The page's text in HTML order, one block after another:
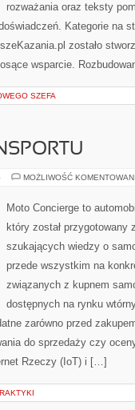
rozważania oraz teksty
Kategorie na
zostało
wsparcie.
SZEFA
MOŻLIWOŚĆ
Moto Concierge to
który został przygotowany
szukających wiedzy o
przede wszystkim na
związanych z kupnem
dostępnych na rynku
zarówno przed
do sprzedaży czy
Rzeczy (IoT) i […]